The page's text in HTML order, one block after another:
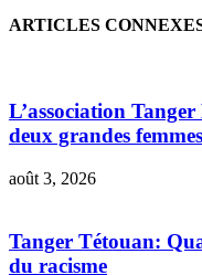
ARTICLES
L’association
deux grandes
août 3, 2026
Tanger Tétouan:
du racisme